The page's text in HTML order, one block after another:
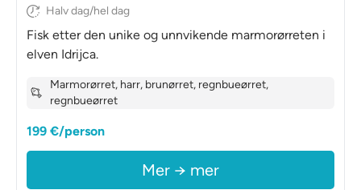
Halv dag/hel dag
Fisk etter den unike og unnvikende marmorørreten i
elven Idrijca.
Marmorørret, harr, brunørret, regnbueørret,
regnbueørret
199 €/person
Mer → mer